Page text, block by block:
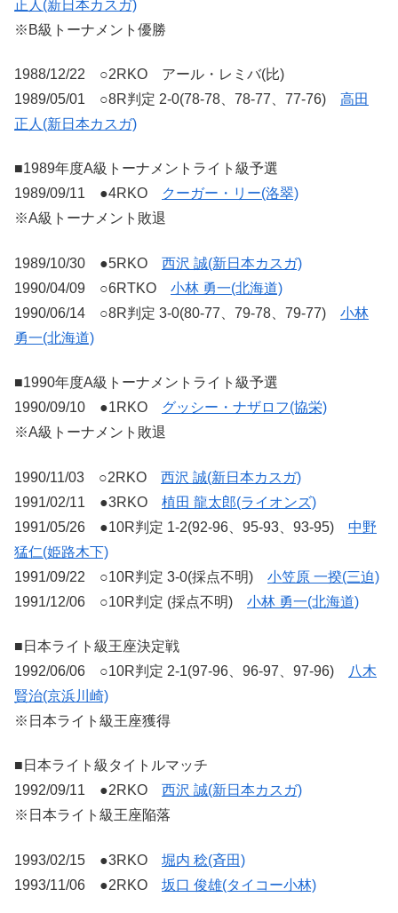
正人(新日本カスガ)
※B級トーナメント優勝
1988/12/22 ○2RKO アール・レミバ(比)
1989/05/01 ○8R判定 2-0(78-78、78-77、77-76) 高田
正人(新日本カスガ)
■1989年度A級トーナメントライト級予選
1989/09/11 ●4RKO
クーガー・リー(洛翠)
※A級トーナメント敗退
1989/10/30 ●5RKO 西沢 誠(新日本カスガ)
1990/04/09 ○6RTKO 小林 勇一(北海道)
1990/06/14 ○8R判定 3-0(80-77、79-78、79-77) 小林
勇一(北海道)
■1990年度A級トーナメントライト級予選
1990/09/10 ●1RKO グッシー・ナザロフ(協栄)
※A級トーナメント敗退
1990/11/03 ○2RKO 西沢 誠(新日本カスガ)
1991/02/11 ●3RKO 植田 龍太郎(ライオンズ)
1991/05/26 ●10R判定 1-2(92-96、95-93、93-95) 中野
猛仁(姫路木下)
1991/09/22 ○10R判定 3-0(採点不明) 小笠原 一揆(三迫)
1991/12/06 ○10R判定 (採点不明) 小林 勇一(北海道)
■日本ライト級王座決定戦
1992/06/06 ○10R判定 2-1(97-96、96-97、97-96)
八木
賢治(京浜川崎)
※日本ライト級王座獲得
■日本ライト級タイトルマッチ
1992/09/11 ●2RKO 西沢 誠(新日本カスガ)
※日本ライト級王座陥落
1993/02/15 ●3RKO 堀内 稔(斉田)
1993/11/06 ●2RKO 坂口 俊雄(タイコー小林)